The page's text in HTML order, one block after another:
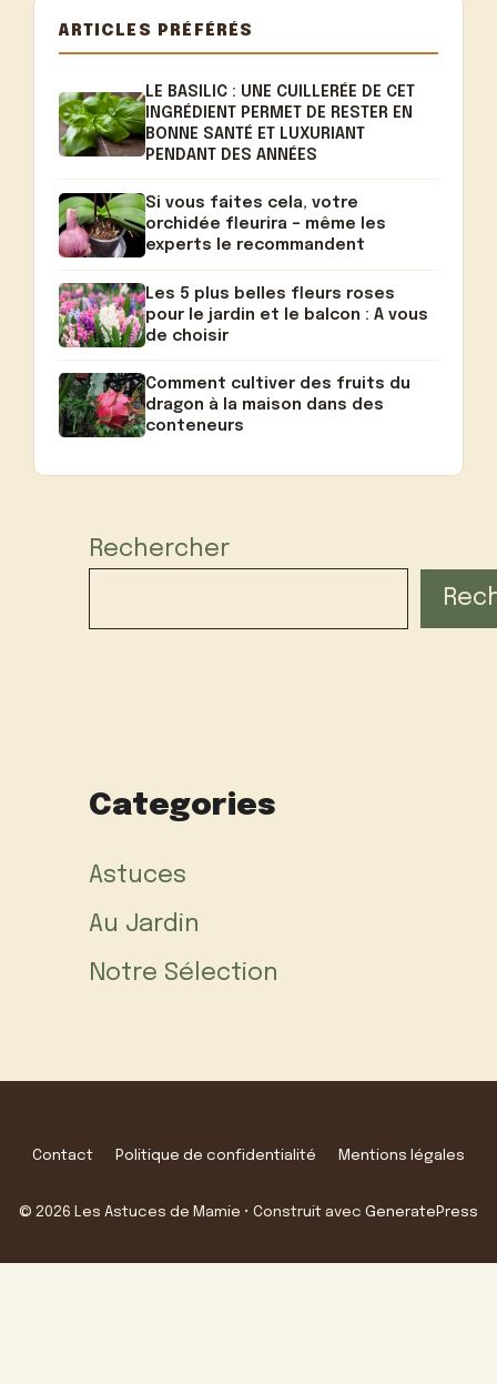
ARTICLES PRÉFÉRÉS
LE BASILIC : UNE CUILLERÉE DE CET
INGRÉDIENT PERMET DE RESTER EN
BONNE SANTÉ ET LUXURIANT
PENDANT DES ANNÉES
Si vous faites cela, votre
orchidée fleurira – même les
experts le recommandent
Les 5 plus belles fleurs roses
pour le jardin et le balcon : A vous
de choisir
Comment cultiver des fruits du
dragon à la maison dans des
conteneurs
Rechercher
Categories
Astuces
Au Jardin
Notre Sélection
Contact Politique de confidentialité Mentions légales
© 2026 Les Astuces de Mamie • Construit avec GeneratePress